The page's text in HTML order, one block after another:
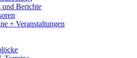
und Berichte
+ Veranstaltungen